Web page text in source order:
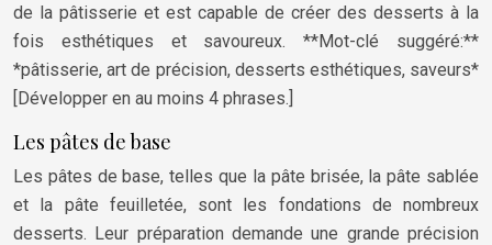
de la pâtisserie et est capable de créer des desserts à la
fois esthétiques et savoureux. **Mot-clé suggéré:**
*pâtisserie, art de précision, desserts esthétiques, saveurs*
[Développer en au moins 4 phrases.]
Les pâtes de base
Les pâtes de base, telles que la pâte brisée, la pâte sablée
et la pâte feuilletée, sont les fondations de nombreux
desserts. Leur préparation demande une grande précision